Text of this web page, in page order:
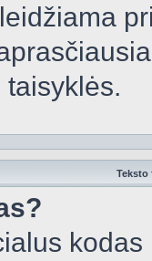
Teksto